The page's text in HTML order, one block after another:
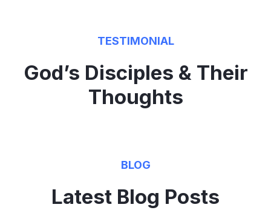
TESTIMONIAL
God’s Disciples & Their
Thoughts
BLOG
Latest Blog Posts